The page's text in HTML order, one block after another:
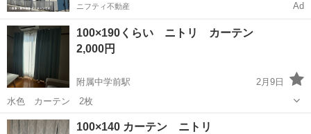
ニフティ不動産 Ad
100×190くらい ニトリ カーテン
2,000円
附属中学前駅
2月9日
水色 カーテン 2枚
長野 長野市 カーペット/マット/ラグ
100×140 カーテン ニトリ